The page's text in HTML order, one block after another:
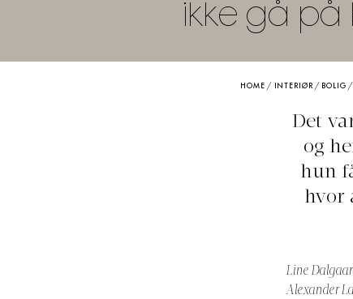
ikke gå på
HOME / INTERIØR/ BOLIG /
Det
og
hun
hvor
Line
Alexander